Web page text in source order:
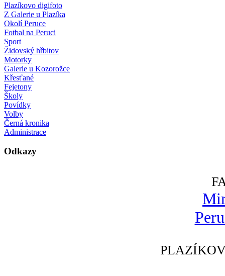
Plazíkovo digifoto
Z Galerie u Plazíka
Okolí Peruce
Fotbal na Peruci
Sport
Židovský hřbitov
Motorky
Galerie u Kozorožce
Křesťané
Fejetony
Školy
Povídky
Volby
Černá kronika
Administrace
Odkazy